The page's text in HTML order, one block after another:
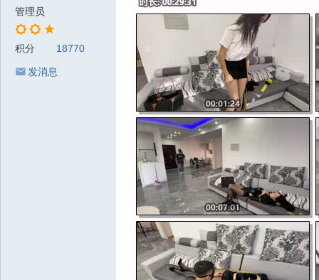
管理员
积分 18770
发消息